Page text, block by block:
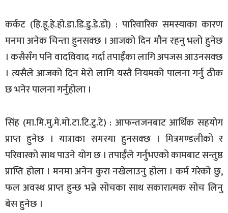
कर्कट (हि.हू.हे.हो.डा.डि.डु.डे.डो) : पारिवारिक समस्याका कारण
मनमा अनेक चिन्ता हुनसक्छ । आजको दिन मौन रहनु भलो हुनेछ
। कसैसँग पनि वादविवाद गर्दा तपाईँका लागि अपजस आउनसक्छ
। त्यसैले आजको दिन मेरो लागि यस्तै नियमको पालना गर्नु ठीक
छ भनेर पालना गर्नुहोला ।
सिंह (मा.मि.मु.मे.मो.टा.टि.टु.टे) : आफन्तजनबाट आर्थिक सहयोग
प्राप्त हुनेछ । यात्राका समस्या हुनसक्छ । मित्रमण्डलीको र
परिवारको साथ पाउने योग छ । तपाईँले गर्नुभएको कामबाट सन्तुष्ठ
प्राप्ति होला । मनमा अनेन कुरा नखेलाउनु होला । कर्म गरेको छु,
फल अवस्थ प्राप्त हुन्छ भन्ने सोचका साथ सकारात्मक सोच लिनु
बेस हुनेछ ।